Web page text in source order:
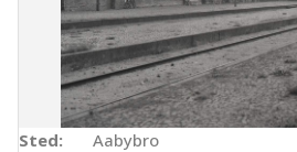
Sted:
Aabybro